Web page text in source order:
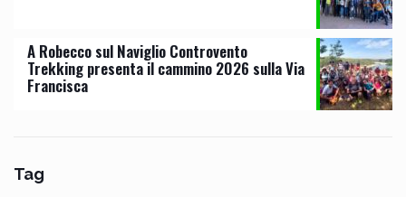
A Robecco sul Naviglio Controvento
Trekking presenta il cammino 2026 sulla Via
Francisca
Tag